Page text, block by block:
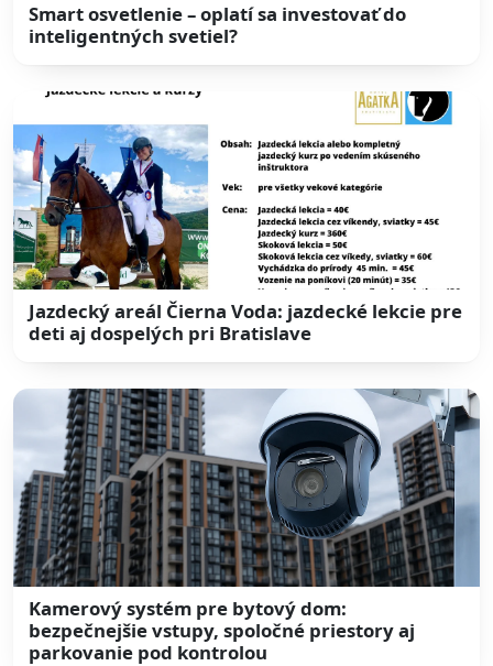
Smart osvetlenie – oplatí sa investovať do
inteligentných svetiel?
Jazdecký areál Čierna Voda: jazdecké lekcie pre
deti aj dospelých pri Bratislave
Kamerový systém pre bytový dom:
bezpečnejšie vstupy, spoločné priestory aj
parkovanie pod kontrolou